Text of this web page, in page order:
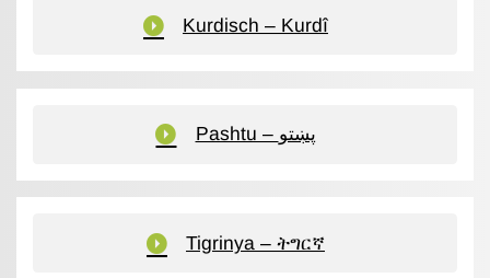
Kurdisch – Kurdî
Pashtu – پښتو
Tigrinya – ትግርኛ